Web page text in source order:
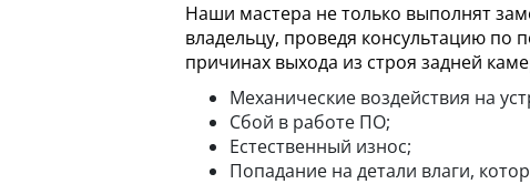
Наши мастера не только выполнят
владельцу, проведя консультацию по
причинах выхода из строя задней
Механические воздействия на
Сбой в работе ПО;
Естественный износ;
Попадание на детали влаги,